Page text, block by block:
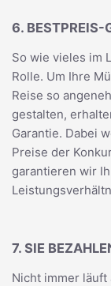
6. BESTPREIS-
So wie vieles im
Rolle. Um Ihre
Reise so
gestalten,
Garantie. Dabei
Preise der
garantieren wir
7. SIE
Nicht immer läuft